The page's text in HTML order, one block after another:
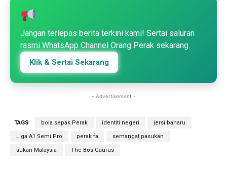
Jangan terlepas berita terkini kami! Sertai saluran
rasmi WhatsApp Channel Orang Perak sekarang.
Klik & Sertai Sekarang
- Advertisement -
TAGS bola sepak Perak identiti negeri jersi baharu
Liga A1 Semi Pro perak fa semangat pasukan
sukan Malaysia The Bos Gaurus